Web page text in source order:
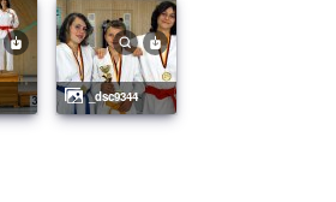
_dsc9344